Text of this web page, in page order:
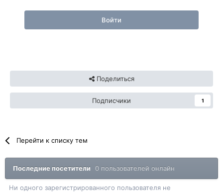
Войти
Поделиться
Подписчики 1
Перейти к списку тем
Последние посетители 0 пользователей онлайн
Ни одного зарегистрированного пользователя не